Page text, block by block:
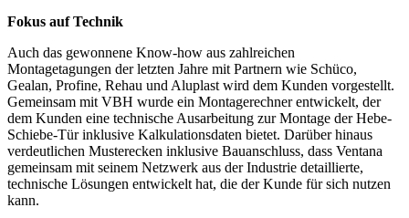
Fokus auf Technik
Auch das gewonnene Know-how aus zahlreichen
Montagetagungen der letzten Jahre mit Partnern wie Schüco,
Gealan, Profine, Rehau und Aluplast wird dem Kunden vorgestellt.
Gemeinsam mit VBH wurde ein Montagerechner entwickelt, der
dem Kunden eine technische Ausarbeitung zur Montage der Hebe-
Schiebe-Tür inklusive Kalkulationsdaten bietet. Darüber hinaus
verdeutlichen Musterecken inklusive Bauanschluss, dass Ventana
gemeinsam mit seinem Netzwerk aus der Industrie detaillierte,
technische Lösungen entwickelt hat, die der Kunde für sich nutzen
kann.